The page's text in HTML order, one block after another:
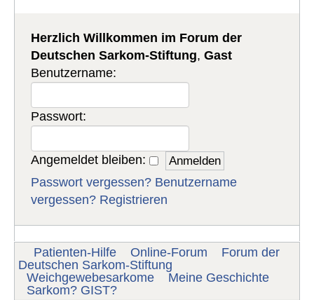
Herzlich Willkommen im Forum der
Deutschen Sarkom-Stiftung,Gast
Benutzername:
Passwort:
Angemeldet bleiben:
Passwort vergessen? Benutzername
vergessen? Registrieren
Patienten-Hilfe Online-Forum
Forum der
Deutschen Sarkom-Stiftung
Weichgewebesarkome
Meine Geschichte
Sarkom? GIST?